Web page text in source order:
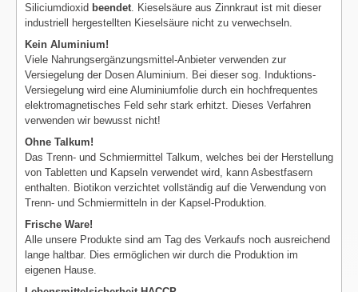
Siliciumdioxid beendet . Kieselsäure aus Zinnkraut ist mit dieser
industriell hergestellten Kieselsäure nicht zu verwechseln.
Kein Aluminium!
Viele Nahrungsergänzungsmittel-Anbieter verwenden zur
Versiegelung der Dosen Aluminium. Bei dieser sog. Induktions-
Versiegelung wird eine Aluminiumfolie durch ein hochfrequentes
elektromagnetisches Feld sehr stark erhitzt. Dieses Verfahren
verwenden wir bewusst nicht!
Ohne Talkum!
Das Trenn- und Schmiermittel Talkum, welches bei der Herstellung
von Tabletten und Kapseln verwendet wird, kann Asbestfasern
enthalten. Biotikon verzichtet vollständig auf die Verwendung von
Trenn- und Schmiermitteln in der Kapsel-Produktion.
Frische Ware!
Alle unsere Produkte sind am Tag des Verkaufs noch ausreichend
lange haltbar. Dies ermöglichen wir durch die Produktion im
eigenen Hause.